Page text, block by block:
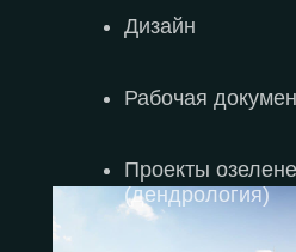
Дизайн
Рабочая
Проекты
(дендрология)